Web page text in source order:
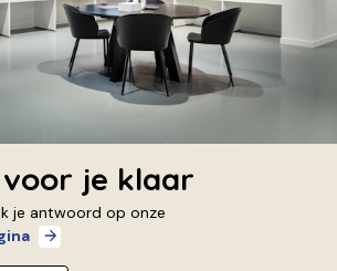
je klaar
je antwoord op onze